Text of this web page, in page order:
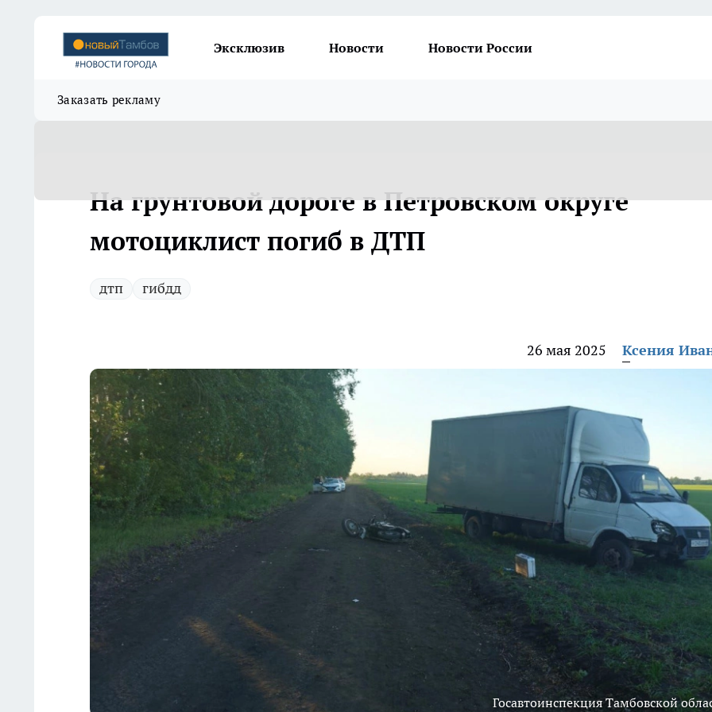
Эксклюзив Новости Новости России
Заказать рекламу
На грунтовой дороге в Петровском округе
мотоциклист погиб в ДТП
дтп гибдд
26 мая 2025 Ксения
Госавтоинспекция Тамбовской